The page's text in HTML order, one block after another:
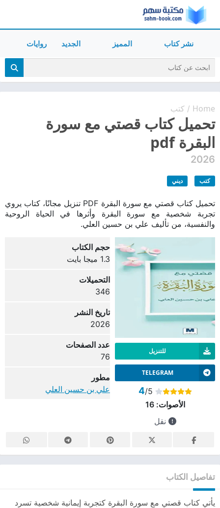
نشر كتاب المميز الجديد روايات
Home
/ كتب
تحميل كتاب قصتي مع سورة
البقرة pdf
2026
كتب ديني
تحميل كتاب قصتي مع سورة البقرة PDF تنزيل مجانًا، كتاب يروي
تجربة شخصية مع سورة البقرة وأثرها في الحياة الروحية
والنفسية، من تأليف علي بن حسين العلي.
للتنزيل
TELEGRAM
4/5
الأصوات:16
نقل
حجم الكتاب
1.3 ميجا بايت
التحميلات
346
تاريخ النشر
2026
عدد الصفحات
76
مطور
علي بن حسين العلي
تفاصيل الكتاب
يأتي كتاب قصتي مع سورة البقرة كتجربة إيمانية شخصية تسرد